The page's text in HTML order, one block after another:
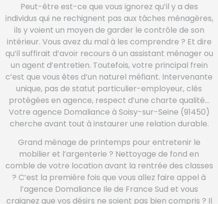
Peut-être est-ce que vous ignorez qu’il y a des
individus qui ne rechignent pas aux tâches ménagères,
ils y voient un moyen de garder le contrôle de son
intérieur. Vous avez du mal à les comprendre ? Et dire
qu’il suffirait d’avoir recours à un assistant ménager ou
un agent d’entretien. Toutefois, votre principal frein
c’est que vous êtes d’un naturel méfiant. Intervenante
unique, pas de statut particulier-employeur, clés
protégées en agence, respect d’une charte qualité…
Votre agence Domaliance à Soisy-sur-Seine (91450)
cherche avant tout à instaurer une relation durable.
Grand ménage de printemps pour entretenir le
mobilier et l’argenterie ? Nettoyage de fond en
comble de votre location avant la rentrée des classes
? C’est la première fois que vous allez faire appel à
l’agence Domaliance Ile de France Sud et vous
craignez que vos désirs ne soient pas bien compris ? Il